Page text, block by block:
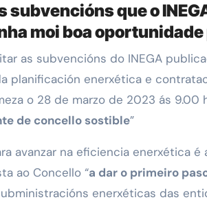
subvencións que o
moi boa
planificación enerxética e
o 28 de marzo de 2023 ás 9.00
de concello sostible”
avanzar na eficiencia enerxética
ao Concello “a dar o primeiro
enerxéticas das